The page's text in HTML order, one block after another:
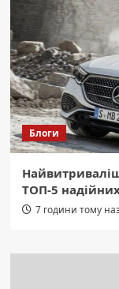
Блоги
ТОП-5
7 години тому